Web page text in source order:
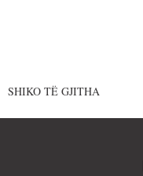
SHIKO TË GJITHA